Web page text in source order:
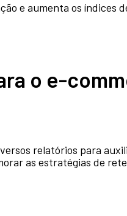
e aumenta os índices
o e-
relatórios para
as estratégias de